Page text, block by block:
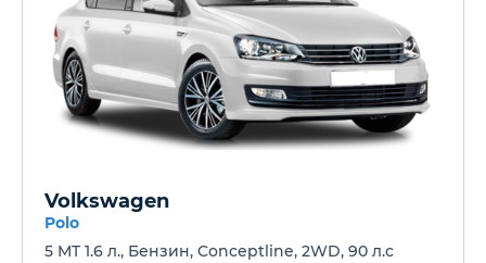
Volkswagen
Polo
5 MT 1.6 л., Бензин, Conceptline, 2WD, 90 л.с